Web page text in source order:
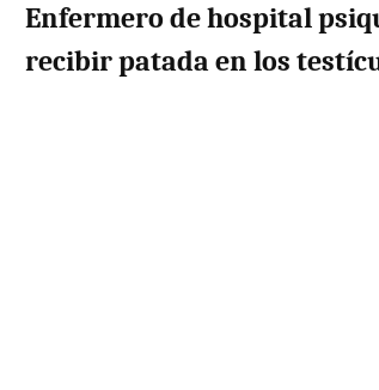
Enfermero de hospital
recibir patada en los